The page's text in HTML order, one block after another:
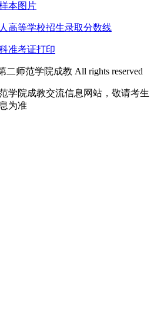
本图片
高等学校招生录取分数线
准考证打印
二师范学院成教 All rights reserved
学院成教交流信息网站，敬请考生
为准